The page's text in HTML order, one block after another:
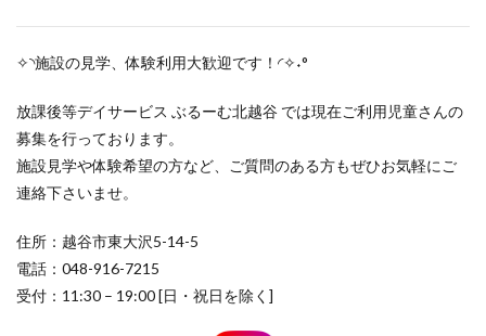
✧◝施設の見学、体験利用大歓迎です！◜✧˖°
放課後等デイサービス ぶるーむ北越谷 では現在ご利用児童さんの
募集を行っております。
施設見学や体験希望の方など、ご質問のある方もぜひお気軽にご
連絡下さいませ。
住所：越谷市東大沢5-14-5
電話：048-916-7215
受付：11:30 – 19:00 [日・祝日を除く]